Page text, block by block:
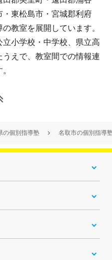
東松島市・宮城郡利府
教室を展開しています。
小学校・中学校、県立高
えで、教室間での情報連
の個別指導塾 名取市の個別指導